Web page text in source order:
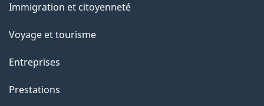
sujets
Immigration et citoyenneté
Voyage et tourisme
Entreprises
Prestations